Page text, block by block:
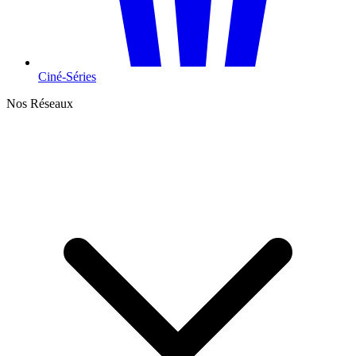
Ciné-Séries
Nos Réseaux